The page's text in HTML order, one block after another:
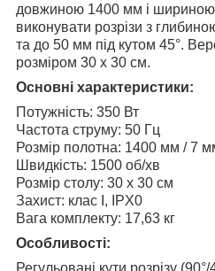
довжиною 1400 мм і
виконувати розрізи з
та до 50 мм під кутом 45°.
розміром 30 х 30 см.
Основні характеристики:
Потужність: 350 Вт
Частота струму: 50 Гц
Розмір полотна: 1400 мм / 7
Швидкість: 1500 об/хв
Розмір столу: 30 х 30 см
Захист: клас I, IPX0
Вага комплекту: 17,63 кг
Особливості:
Регульовані кути розрізу (90°/